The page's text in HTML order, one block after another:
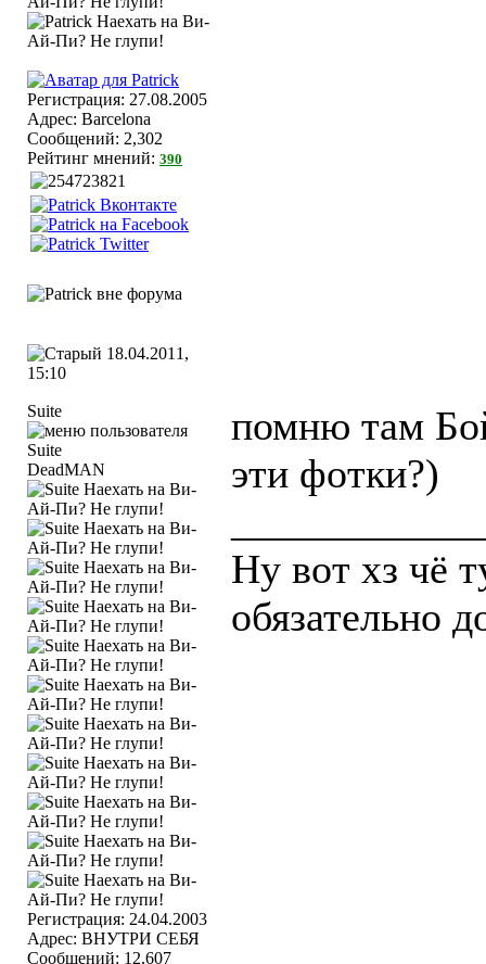
Регистрация: 27.08.2005
Адрес: Barcelona
Сообщений: 2,302
Рейтинг мнений: 390
18.04.2011,
15:10
Suite
DeadMAN
Регистрация: 24.04.2003
Адрес: ВНУТРИ СЕБЯ
Сообщений: 12,607
помню там
эти фотки?)
Ну вот хз чё
обязательно